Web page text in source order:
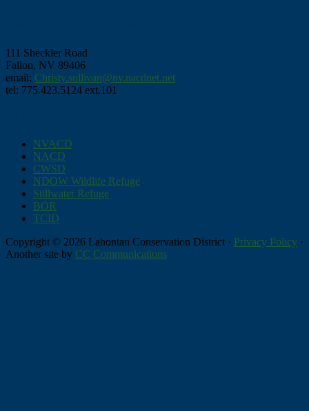
111 Sheckler Road
Fallon, NV 89406
email: Christy.sullivan@nv.nacdnet.net
tel: 775.423.5124 ext.101
NVACD
NACD
CWSD
NDOW Wildlife Refuge
Stillwater Refuge
BOR
TCID
Copyright © 2026 Lahontan Conservation District · Privacy Policy ·
Another site by CC Communications